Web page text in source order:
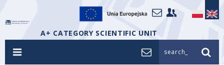
A+ CATEGORY SCIENTIFIC UNIT
search_